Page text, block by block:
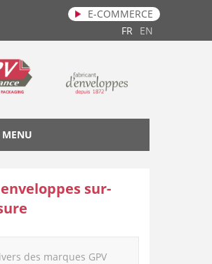
E-COMMERCE
FR
EN
MENU
sur-
des marques GPV